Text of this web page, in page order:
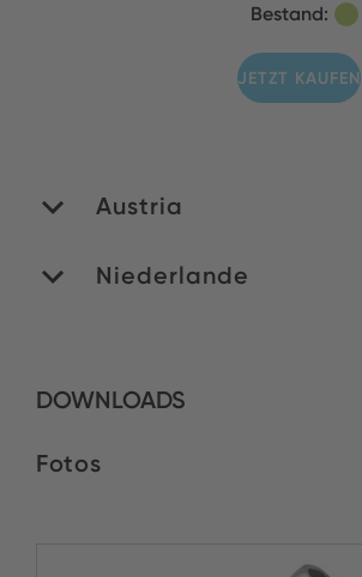
Bestand:
JETZT KAUFEN
Austria
Niederlande
DOWNLOADS
Fotos